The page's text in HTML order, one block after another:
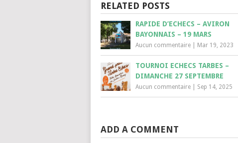
RELATED POSTS
RAPIDE D’ECHECS – AVIRON
BAYONNAIS – 19 MARS
Aucun commentaire Mar 19, 2023
TOURNOI ECHECS TARBES –
DIMANCHE 27 SEPTEMBRE
Aucun commentaire Sep 14, 2025
ADD A COMMENT